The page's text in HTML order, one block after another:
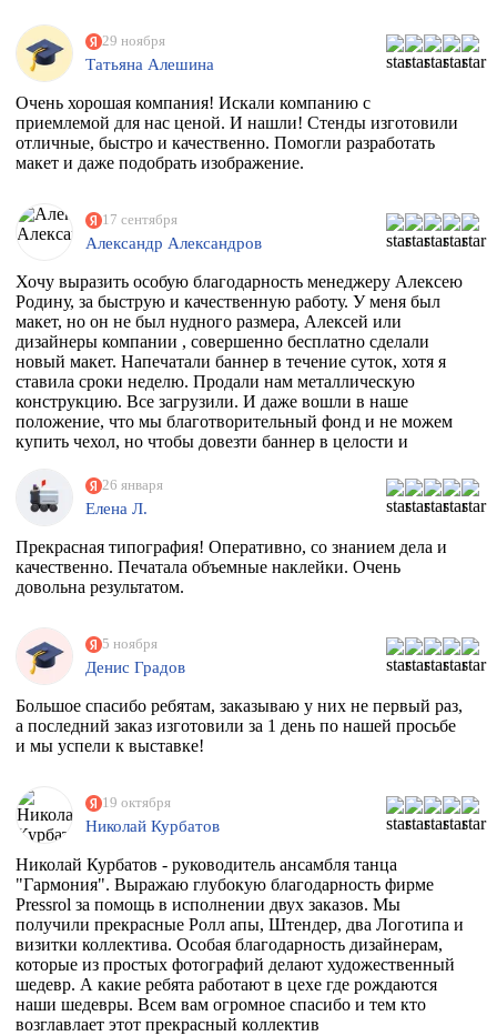
29 ноября
Татьяна Алешина
Очень хорошая компания! Искали компанию с
приемлемой для нас ценой. И нашли! Стенды изготовили
отличные, быстро и качественно. Помогли разработать
макет и даже подобрать изображение.
17 сентября
Александр Александров
Хочу выразить особую благодарность менеджеру Алексею
Родину, за быструю и качественную работу. У меня был
макет, но он не был нудного размера, Алексей или
дизайнеры компании , совершенно бесплатно сделали
новый макет. Напечатали баннер в течение суток, хотя я
ставила сроки неделю. Продали нам металлическую
конструкцию. Все загрузили. И даже вошли в наше
положение, что мы благотворительный фонд и не можем
купить чехол, но чтобы довезти баннер в целости и
Огромное спасибо вам. Скоро будем новый баннер
печатать, обязательно обратимся к вам
26 января
Елена Л.
Прекрасная типография! Оперативно, со знанием дела и
качественно. Печатала объемные наклейки. Очень
довольна результатом.
5 ноября
Денис Градов
Большое спасибо ребятам, заказываю у них не первый раз,
а последний заказ изготовили за 1 день по нашей просьбе
и мы успели к выставке!
19 октября
Николай Курбатов
Николай Курбатов - руководитель ансамбля танца
"Гармония". Выражаю глубокую благодарность фирме
Pressrol за помощь в исполнении двух заказов. Мы
получили прекрасные Ролл апы, Штендер, два Логотипа и
визитки коллектива. Особая благодарность дизайнерам,
которые из простых фотографий делают художественный
шедевр. А какие ребята работают в цехе где рождаются
наши шедевры. Всем вам огромное спасибо и тем кто
возглавлает этот прекрасный коллектив